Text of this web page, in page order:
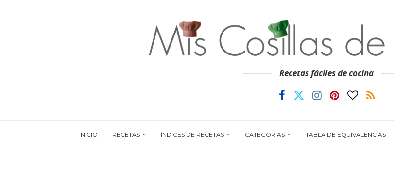
Recetas fáciles de cocina
INICIO RECETAS ÍNDICES DE RECETAS CATEGORÍAS TABLA DE EQUIVALENCIAS